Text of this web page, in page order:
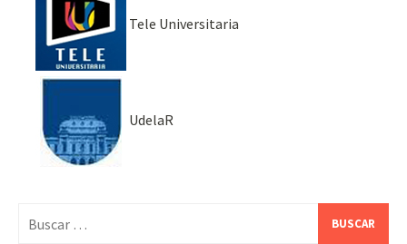
Tele Universitaria
UdelaR